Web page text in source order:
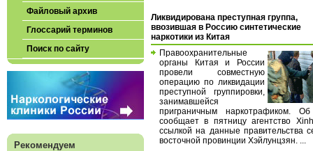
Файловый архив
Глоссарий терминов
Поиск по сайту
Рекомендуем
Ликвидирована преступная группа,
ввозившая в Россию синтетические
наркотики из Китая
Правоохранительные
органы Китая и России
провели совместную
операцию по ликвидации
преступной группировки,
занимавшейся
приграничным наркотрафиком.
сообщает в пятницу агентство
ссылкой на данные правительства
восточной провинции Хэйлунцзян. ...